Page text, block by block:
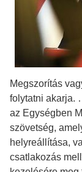
Megszorítás
folytatni akarja.
az Egységben
szövetség,
helyreállítása,
csatlakozás